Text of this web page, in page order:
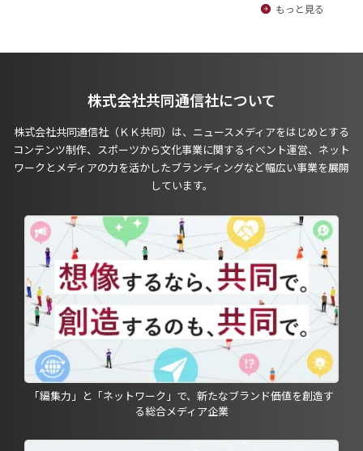
もっと見る
株式会社共同通信社について
株式会社共同通信社（ＫＫ共同）は、ニュースメディアをはじめとする
コンテンツ制作、スポーツから文化事業に関するイベント運営、ネット
ワークとメディアの力を活かしたブランディングなど幅広い事業を展開
しています。
「編集力」と「ネットワーク」で、新たなブランド価値を創造す
る総合メディア企業